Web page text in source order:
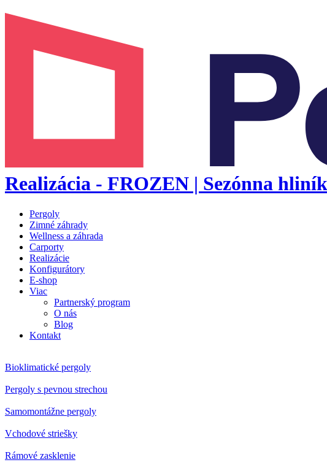
Realizácia - FROZEN | Sezónna
Pergoly
Zimné záhrady
Wellness a záhrada
Carporty
Realizácie
Konfigurátory
E-shop
Viac
Partnerský program
O nás
Blog
Kontakt
Bioklimatické pergoly
Pergoly s pevnou strechou
Samomontážne pergoly
Vchodové striešky
Rámové zasklenie